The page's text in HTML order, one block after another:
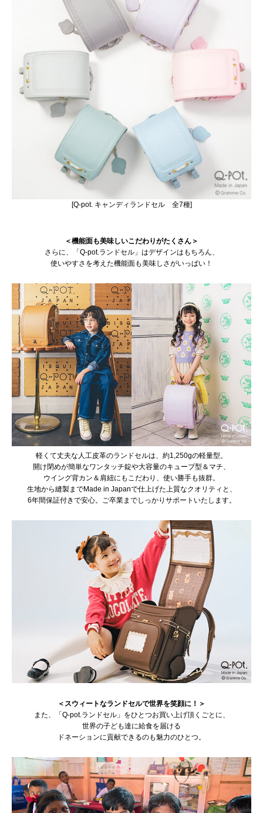
[Q-pot. キャンディランドセル 全7種]
＜機能面も美味しいこだわりがたくさん＞
さらに、「Q-pot.ランドセル」はデザインはもちろん、
使いやすさを考えた機能面も美味しさがいっぱい！
軽くて丈夫な人工皮革のランドセルは、約1,250gの軽量型。
開け閉めが簡単なワンタッチ錠や大容量のキューブ型＆マチ、
ウイング背カン＆肩紐にもこだわり、使い勝手も抜群。
生地から縫製までMade in Japanで仕上げた上質なクオリティと、
6年間保証付きで安心。ご卒業までしっかりサポートいたします。
＜スウィートなランドセルで世界を笑顔に！＞
また、「Q-pot.ランドセル」をひとつお買い上げ頂くごとに、
世界の子ども達に給食を届ける
ドネーションに貢献できるのも魅力のひとつ。